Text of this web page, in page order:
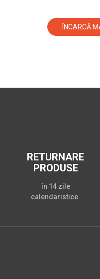
ÎNCARCĂ
RETURNARE
PRODUSE
în 14 zile
calendaristice.